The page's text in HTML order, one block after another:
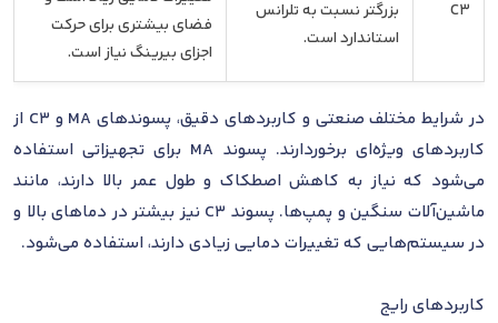
C3
بزرگتر نسبت به تلرانس
استاندارد است.
فضای بیشتری برای حرکت
اجزای بیرینگ نیاز است.
در شرایط مختلف صنعتی و کاربردهای دقیق، پسوندهای MA و C3 از
کاربردهای ویژه‌ای برخوردارند. پسوند MA برای تجهیزاتی استفاده
می‌شود که نیاز به کاهش اصطکاک و طول عمر بالا دارند، مانند
ماشین‌آلات سنگین و پمپ‌ها. پسوند C3 نیز بیشتر در دماهای بالا و
در سیستم‌هایی که تغییرات دمایی زیادی دارند، استفاده می‌شود.
کاربردهای رایج